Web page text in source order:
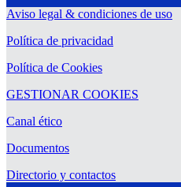
Aviso legal & condiciones de uso
Política de privacidad
Política de Cookies
GESTIONAR COOKIES
Canal ético
Documentos
Directorio y contactos